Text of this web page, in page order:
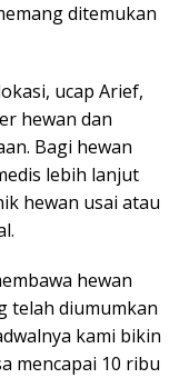
ditemukan
ucap Arief,
hewan dan
Bagi hewan
lebih lanjut
hewan usai atau
hewan
telah diumumkan
kami bikin
mencapai 10 ribu